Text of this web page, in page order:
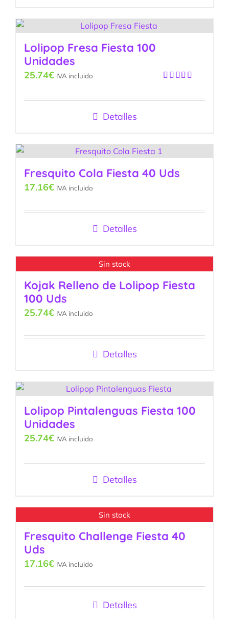
Lolipop Fresa Fiesta 100
Unidades
5
25.74€ IVA incluido
Detalles
Fresquito Cola Fiesta 40 Uds
17.16€ IVA incluido
Detalles
Sin stock
Kojak Relleno de Lolipop Fiesta
100 Uds
25.74€ IVA incluido
Detalles
Lolipop Pintalenguas Fiesta 100
Unidades
25.74€ IVA incluido
Detalles
Sin stock
Fresquito Challenge Fiesta 40
Uds
17.16€ IVA incluido
Detalles